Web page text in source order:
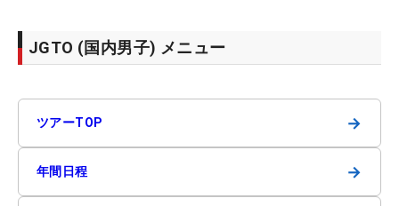
JGTO (国内男子) メニュー
ツアーTOP →
年間日程 →